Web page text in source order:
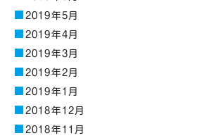
2019年5月
2019年4月
2019年3月
2019年2月
2019年1月
2018年12月
2018年11月